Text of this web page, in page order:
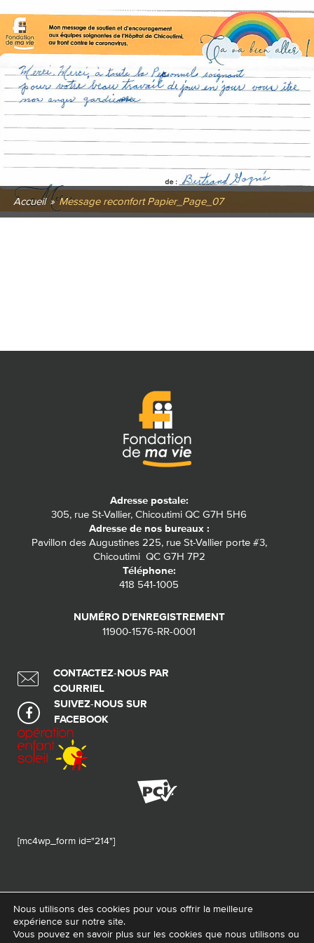
Accueil » Message reconfort Papier_Page_07
Adresse postale:
305, rue St-Vallier, Chicoutimi QC G7H 5H6
Adresse de nos bureaux :
Pavillon des Augustines 225, rue St-Vallier porte #3,
Chicoutimi QC G7H 7P2
Téléphone:
418 541-1005
NUMÉRO D'ENREGISTREMENT
11900-1576-RR-0001
CONTACTEZ-NOUS PAR
COURRIEL
SUIVEZ-NOUS SUR
FACEBOOK
[mc4wp_form id="214"]
© 2026 Tous droits réservés - Fondation de ma vie – Pour la santé de la
Nous utilisons des cookies pour vous offrir la meilleure
expérience sur notre site.
Vous pouvez en savoir plus sur les cookies que nous utilisons ou